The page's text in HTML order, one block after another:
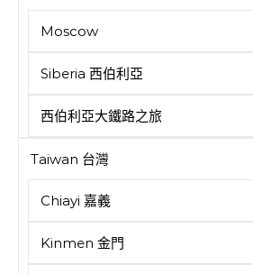
Moscow
Siberia 西伯利亞
西伯利亞大鐵路之旅
Taiwan 台灣
Chiayi 嘉義
Kinmen 金門